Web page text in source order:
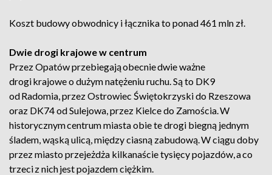
Koszt budowy obwodnicy i łącznika to ponad 461 mln zł.
Dwie drogi krajowe w centrum
Przez Opatów przebiegają obecnie dwie ważne
drogi krajowe o dużym natężeniu ruchu. Są to DK9
od Radomia, przez Ostrowiec Świętokrzyski do Rzeszowa
oraz DK74 od Sulejowa, przez Kielce do Zamościa. W
historycznym centrum miasta obie te drogi biegną jednym
śladem, wąską ulicą, między ciasną zabudową. W ciągu doby
przez miasto przejeżdża kilkanaście tysięcy pojazdów, a co
trzeci z nich jest pojazdem ciężkim.